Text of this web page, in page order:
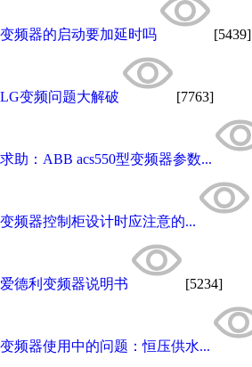
变频器的启动要加延时吗 [5439]
LG变频问题大解破 [7763]
求助：ABB acs550型变频器参数...
变频器控制柜设计时应注意的...
爱德利变频器说明书 [5234]
变频器使用中的问题：恒压供水...